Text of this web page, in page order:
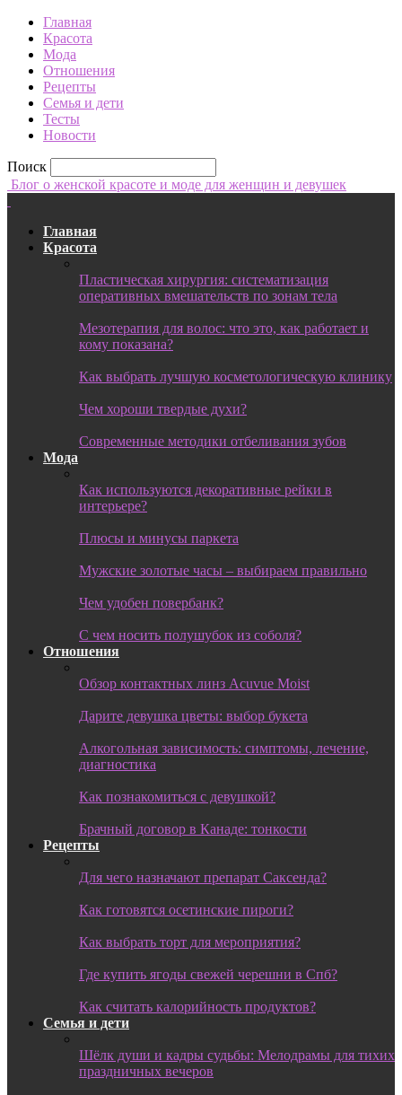
Главная
Красота
Мода
Отношения
Рецепты
Семья и дети
Тесты
Новости
Поиск
Блог о женской красоте и моде для женщин и девушек
Главная
Красота
Пластическая хирургия: систематизация
оперативных вмешательств по зонам тела
Мезотерапия для волос: что это, как работает и
кому показана?
Как выбрать лучшую косметологическую клинику
Чем хороши твердые духи?
Современные методики отбеливания зубов
Мода
Как используются декоративные рейки в
интерьере?
Плюсы и минусы паркета
Мужские золотые часы – выбираем правильно
Чем удобен повербанк?
С чем носить полушубок из соболя?
Отношения
Обзор контактных линз Acuvue Moist
Дарите девушка цветы: выбор букета
Алкогольная зависимость: симптомы, лечение,
диагностика
Как познакомиться с девушкой?
Брачный договор в Канаде: тонкости
Рецепты
Для чего назначают препарат Саксенда?
Как готовятся осетинские пироги?
Как выбрать торт для мероприятия?
Где купить ягоды свежей черешни в Спб?
Как считать калорийность продуктов?
Семья и дети
Шёлк души и кадры судьбы: Мелодрамы для тихих
праздничных вечеров